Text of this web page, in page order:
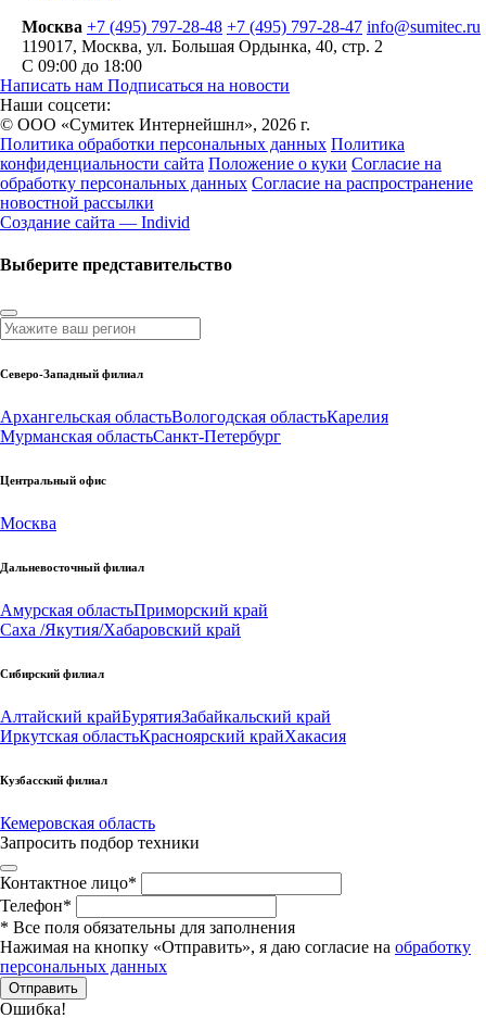
Москва +7 (495) 797-28-48 +7 (495) 797-28-47 info@sumitec.ru
119017, Москва, ул. Большая Ордынка, 40, стр. 2
С 09:00 до 18:00
Написать нам Подписаться на новости
Наши соцсети:
© ООО «Сумитек Интернейшнл», 2026 г.
Политика обработки персональных данных Политика
конфиденциальности сайта Положение о куки Согласие на
обработку персональных данных Согласие на распространение
новостной рассылки
Создание сайта — Individ
Выберите представительство
Северо-Западный филиал
Архангельская областьВологодская областьКарелия
Мурманская областьСанкт-Петербург
Центральный офис
Москва
Дальневосточный филиал
Амурская областьПриморский край
Саха /Якутия/Хабаровский край
Сибирский филиал
Алтайский крайБурятияЗабайкальский край
Иркутская областьКрасноярский крайХакасия
Кузбасский филиал
Кемеровская область
Запросить подбор техники
Контактное лицо*
Телефон*
* Все поля обязательны для заполнения
Нажимая на кнопку «Отправить», я даю согласие на обработку
персональных данных
Отправить
Ошибка!